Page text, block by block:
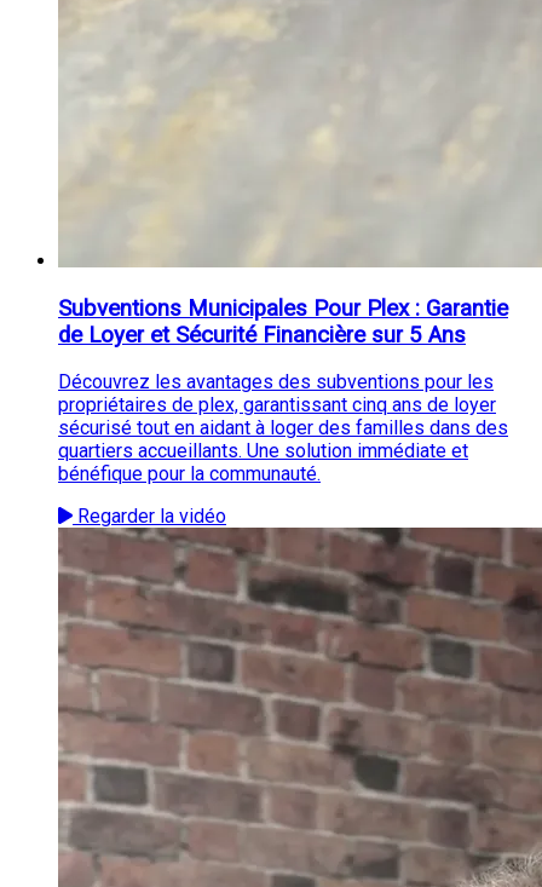
Subventions Municipales Pour Plex : Garantie
de Loyer et Sécurité Financière sur 5 Ans
Découvrez les avantages des subventions pour les
propriétaires de plex, garantissant cinq ans de loyer
sécurisé tout en aidant à loger des familles dans des
quartiers accueillants. Une solution immédiate et
bénéfique pour la communauté.
Regarder la vidéo